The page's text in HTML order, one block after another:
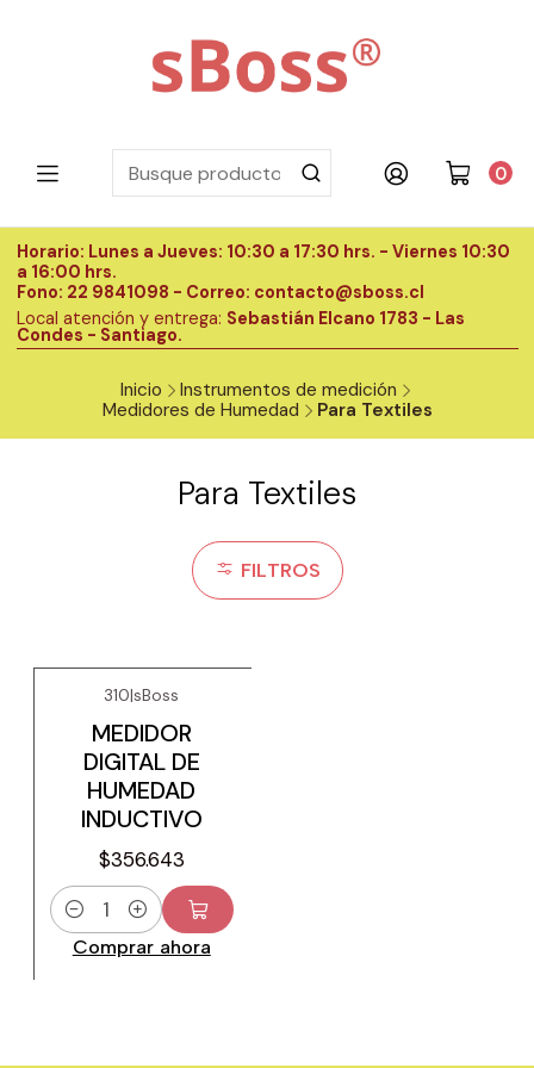
0
Horario: Lunes a Jueves: 10:30 a 17:30 hrs. - Viernes 10:30
a 16:00 hrs.
Fono: 22 9841098 - Correo: contacto@sboss.cl
Local atención y entrega: Sebastián Elcano 1783 - Las
Condes - Santiago.
Inicio
Instrumentos de medición
Medidores de Humedad
Para Textiles
Para Textiles
FILTROS
310|sBoss
MEDIDOR
DIGITAL DE
HUMEDAD
INDUCTIVO
$356.643
Cantidad
Comprar ahora